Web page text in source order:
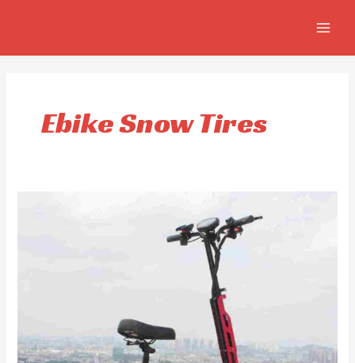
Ebike Snow Tires